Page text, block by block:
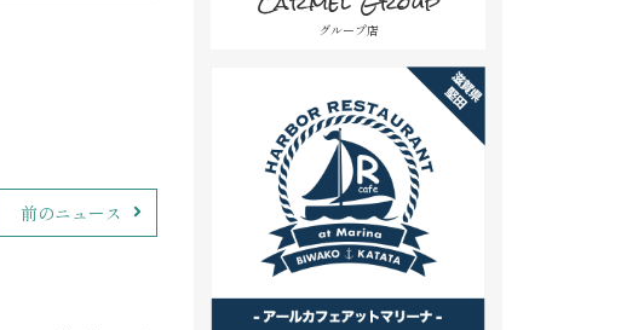
前のニュース
グループ店